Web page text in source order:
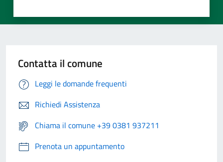
Contatta il comune
Leggi le domande frequenti
Richiedi Assistenza
Chiama il comune +39 0381 937211
Prenota un appuntamento